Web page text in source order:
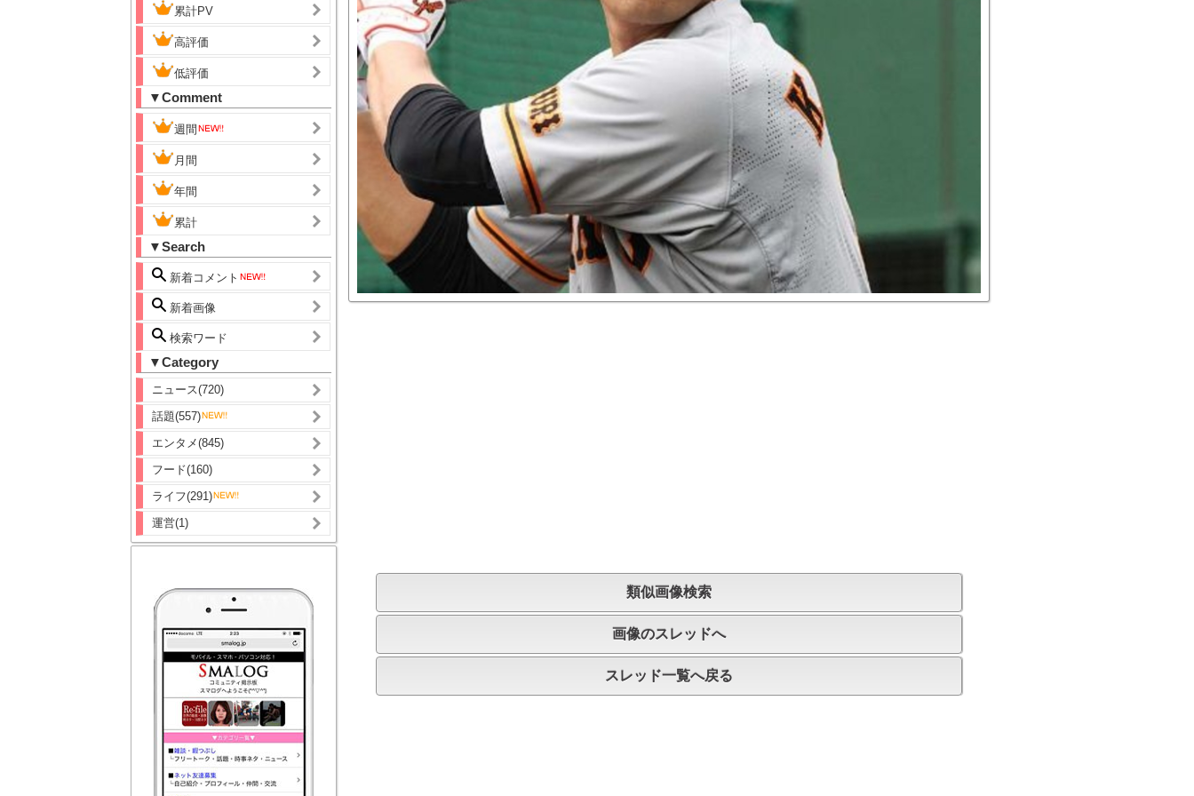
累計PV
高評価
低評価
▼Comment
週間
月間
年間
累計
▼Search
新着コメント
新着画像
検索ワード
▼Category
ニュース(720)
話題(557)
エンタメ(845)
フード(160)
ライフ(291)
運営(1)
類似画像検索
画像のスレッドへ
スレッド一覧へ戻る